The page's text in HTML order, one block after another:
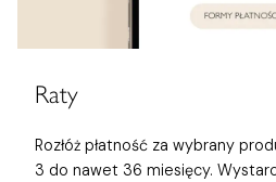
Raty
Rozłóż płatność za wybrany
3 do nawet 36 miesięcy.